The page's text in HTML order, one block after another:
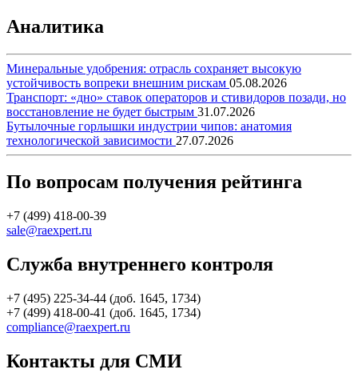
Аналитика
Минеральные удобрения: отрасль сохраняет высокую
устойчивость вопреки внешним рискам 05.08.2026
Транспорт: «дно» ставок операторов и стивидоров позади, но
восстановление не будет быстрым 31.07.2026
Бутылочные горлышки индустрии чипов: анатомия
технологической зависимости 27.07.2026
По вопросам получения рейтинга
+7 (499) 418-00-39
sale@raexpert.ru
Служба внутреннего контроля
+7 (495) 225-34-44 (доб. 1645, 1734)
+7 (499) 418-00-41 (доб. 1645, 1734)
compliance@raexpert.ru
Контакты для СМИ